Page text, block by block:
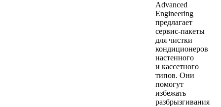
Advanced
Engineering
предлагает
сервис-пакеты
для чистки
кондиционеров
настенного
и кассетного
типов. Они
помогут
избежать
разбрызгивания